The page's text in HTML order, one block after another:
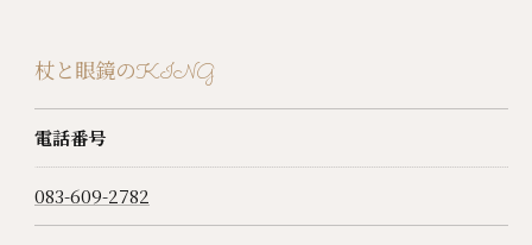
杖と眼鏡のKING
電話番号
083-609-2782